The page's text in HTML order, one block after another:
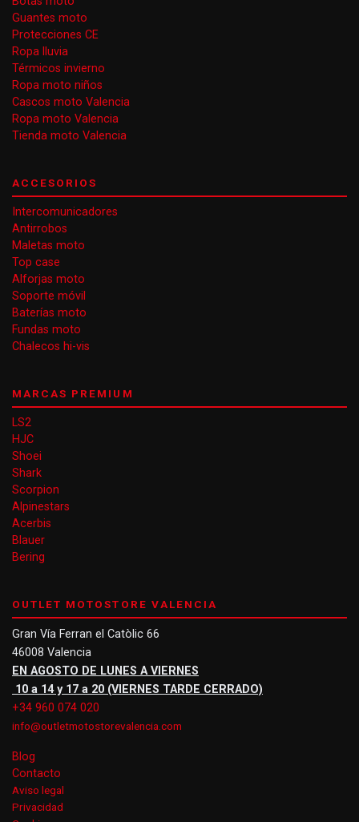
Guantes moto
Protecciones CE
Ropa lluvia
Térmicos invierno
Ropa moto niños
Cascos moto Valencia
Ropa moto Valencia
Tienda moto Valencia
ACCESORIOS
Intercomunicadores
Antirrobos
Maletas moto
Top case
Alforjas moto
Soporte móvil
Baterías moto
Fundas moto
Chalecos hi-vis
MARCAS PREMIUM
LS2
HJC
Shoei
Shark
Scorpion
Alpinestars
Acerbis
Blauer
Bering
OUTLET MOTOSTORE VALENCIA
Gran Vía Ferran el Catòlic 66
46008 Valencia
EN AGOSTO DE LUNES A VIERNES
10 a 14 y 17 a 20 (VIERNES TARDE CERRADO)
+34 960 074 020
info@outletmotostorevalencia.com
Blog
Contacto
Aviso legal
Privacidad